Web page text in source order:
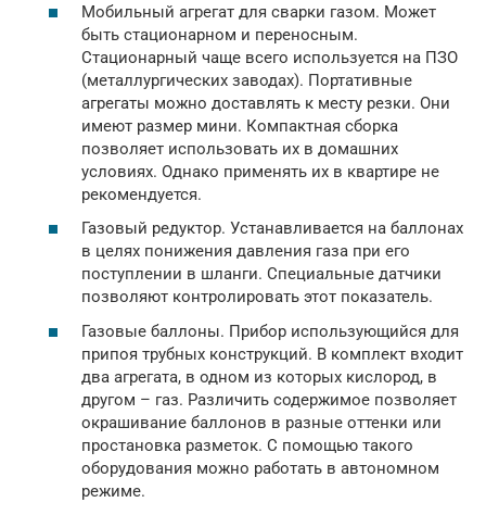
Мобильный агрегат для сварки газом. Может
быть стационарном и переносным.
Стационарный чаще всего используется на ПЗО
(металлургических заводах). Портативные
агрегаты можно доставлять к месту резки. Они
имеют размер мини. Компактная сборка
позволяет использовать их в домашних
условиях. Однако применять их в квартире не
рекомендуется.
Газовый редуктор. Устанавливается на баллонах
в целях понижения давления газа при его
поступлении в шланги. Специальные датчики
позволяют контролировать этот показатель.
Газовые баллоны. Прибор использующийся для
припоя трубных конструкций. В комплект входит
два агрегата, в одном из которых кислород, в
другом – газ. Различить содержимое позволяет
окрашивание баллонов в разные оттенки или
простановка разметок. С помощью такого
оборудования можно работать в автономном
режиме.